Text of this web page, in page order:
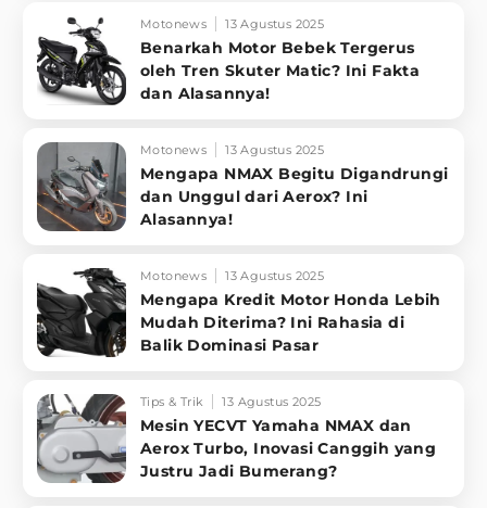
Motonews 13 Agustus 2025
Benarkah Motor Bebek Tergerus
oleh Tren Skuter Matic? Ini Fakta
dan Alasannya!
Motonews 13 Agustus 2025
Mengapa NMAX Begitu Digandrungi
dan Unggul dari Aerox? Ini
Alasannya!
Motonews 13 Agustus 2025
Mengapa Kredit Motor Honda Lebih
Mudah Diterima? Ini Rahasia di
Balik Dominasi Pasar
Tips & Trik 13 Agustus 2025
Mesin YECVT Yamaha NMAX dan
Aerox Turbo, Inovasi Canggih yang
Justru Jadi Bumerang?